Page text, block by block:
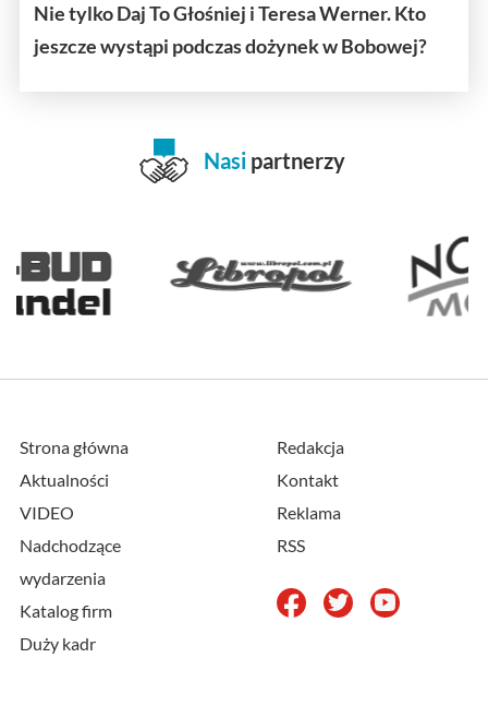
Nie tylko Daj To Głośniej i Teresa Werner. Kto
jeszcze wystąpi podczas dożynek w Bobowej?
Nasi partnerzy
Strona główna
Aktualności
VIDEO
Nadchodzące
wydarzenia
Katalog firm
Duży kadr
Redakcja
Kontakt
Reklama
RSS